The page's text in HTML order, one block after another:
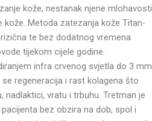
kože, nestanak njene mlohavosti
Metoda zatezanja kože Titan-
te bez dodatnog vremena
tijekom cijele godine.
infra crvenog svjetla do 3 mm
regeneracija i rast kolagena što
nadlaktici, vratu i trbuhu. Tretman je
bez obzira na dob, spol i